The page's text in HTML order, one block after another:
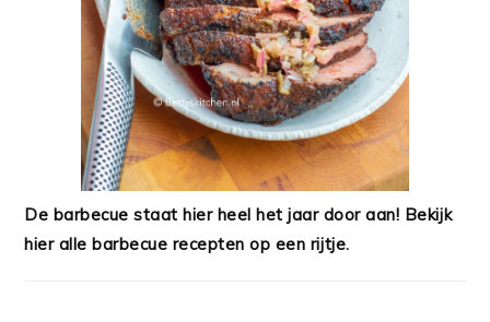
De barbecue staat hier heel het jaar door aan! Bekijk
hier alle barbecue recepten op een rijtje.